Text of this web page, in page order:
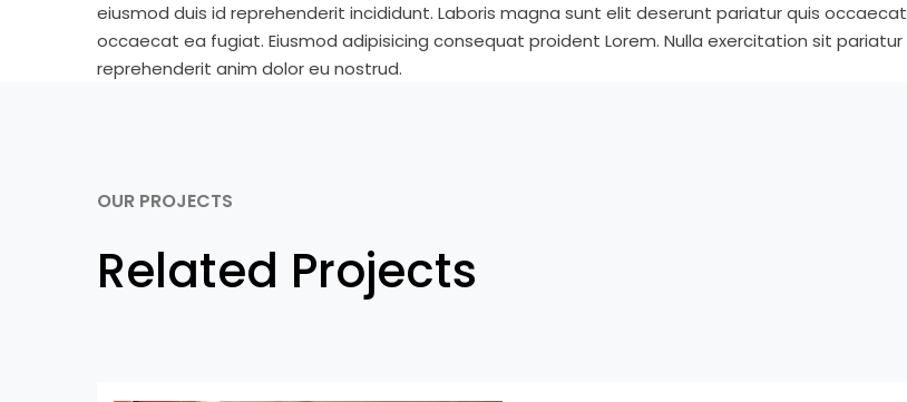
eiusmod duis id reprehenderit incididunt. Laboris magna sunt elit deserunt pariatur quis occaecat
occaecat ea fugiat. Eiusmod adipisicing consequat proident Lorem. Nulla exercitation sit pariatur
reprehenderit anim dolor eu nostrud.
OUR PROJECTS
Related Projects